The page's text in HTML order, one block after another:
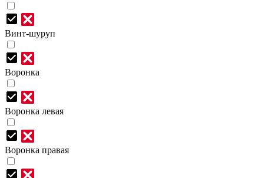
Винт-шуруп
Воронка
Воронка левая
Воронка правая